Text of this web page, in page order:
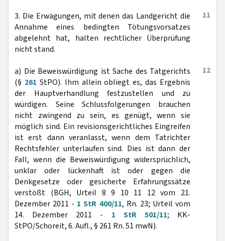
11
3. Die Erwägungen, mit denen das Landgericht die
Annahme eines bedingten Tötungsvorsatzes
abgelehnt hat, halten rechtlicher Überprüfung
nicht stand.
12
a) Die Beweiswürdigung ist Sache des Tatgerichts
(§ 261 StPO). Ihm allein obliegt es, das Ergebnis
der Hauptverhandlung festzustellen und zu
würdigen. Seine Schlussfolgerungen brauchen
nicht zwingend zu sein, es genügt, wenn sie
möglich sind. Ein revisionsgerichtliches Eingreifen
ist erst dann veranlasst, wenn dem Tatrichter
Rechtsfehler unterlaufen sind. Dies ist dann der
Fall, wenn die Beweiswürdigung widersprüchlich,
unklar oder lückenhaft ist oder gegen die
Denkgesetze oder gesicherte Erfahrungssätze
verstößt (BGH, Urteil 8 9 10 11 12 vom 21.
Dezember 2011 - 1 StR 400/11, Rn. 23; Urteil vom
14. Dezember 2011 - 1 StR 501/11; KK-
StPO/Schoreit, 6. Aufl., § 261 Rn. 51 mwN).